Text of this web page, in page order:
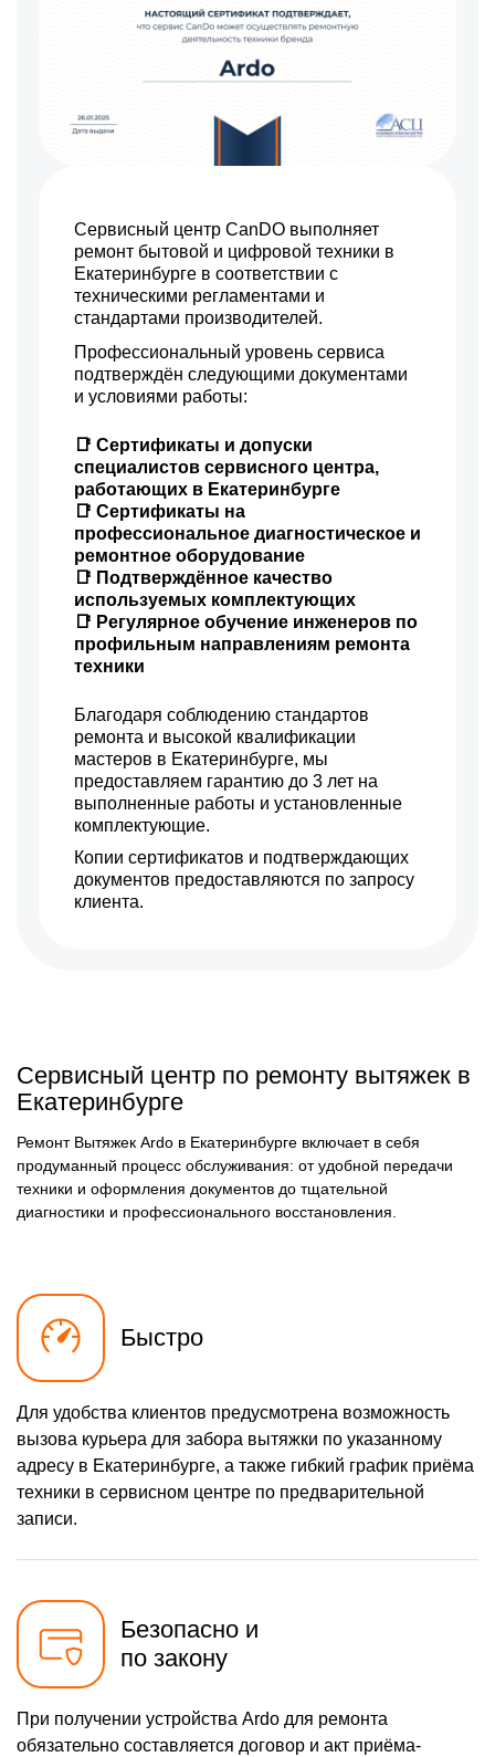
Сервисный центр CanDO выполняет
ремонт бытовой и цифровой техники в
Екатеринбурге в соответствии с
техническими регламентами и
стандартами производителей.
Профессиональный уровень сервиса
подтверждён следующими документами
и условиями работы:
📑 Сертификаты и допуски
специалистов сервисного центра,
работающих в Екатеринбурге
📑 Сертификаты на
профессиональное диагностическое и
ремонтное оборудование
📑 Подтверждённое качество
используемых комплектующих
📑 Регулярное обучение инженеров по
профильным направлениям ремонта
техники
Благодаря соблюдению стандартов
ремонта и высокой квалификации
мастеров в Екатеринбурге, мы
предоставляем гарантию до 3 лет на
выполненные работы и установленные
комплектующие.
Копии сертификатов и подтверждающих
документов предоставляются по запросу
клиента.
Сервисный центр по ремонту вытяжек в
Екатеринбурге
Ремонт Вытяжек Ardo в Екатеринбурге включает в себя
продуманный процесс обслуживания: от удобной передачи
техники и оформления документов до тщательной
диагностики и профессионального восстановления.
Быстро
Для удобства клиентов предусмотрена возможность
вызова курьера для забора вытяжки по указанному
адресу в Екатеринбурге, а также гибкий график приёма
техники в сервисном центре по предварительной
записи.
Безопасно и
по закону
При получении устройства Ardo для ремонта
обязательно составляется договор и акт приёма-